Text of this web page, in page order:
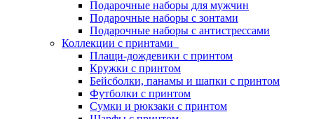
Подарочные наборы для мужчин
Подарочные наборы с зонтами
Подарочные наборы с антистрессами
Коллекции с принтами
Плащи-дождевики с принтом
Кружки с принтом
Бейсболки, панамы и шапки с принтом
Футболки с принтом
Сумки и рюкзаки с принтом